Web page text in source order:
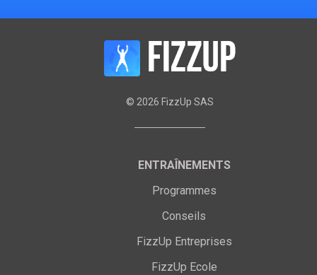
© 2026 FizzUp SAS
ENTRAÎNEMENTS
Programmes
Conseils
FizzUp Entreprises
FizzUp Ecole